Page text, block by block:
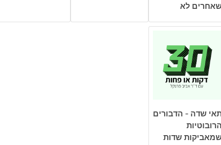
לא
שדה - הדבורים
שדות